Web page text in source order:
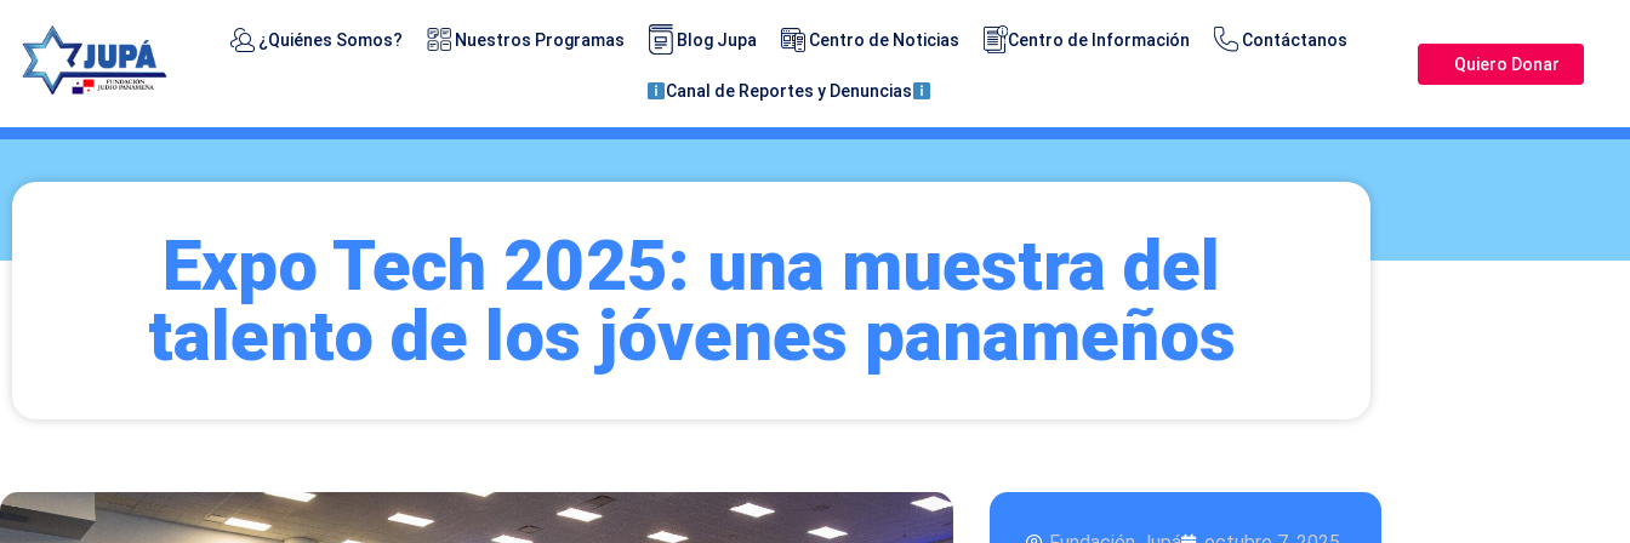
¿Quiénes Somos? Nuestros Programas Blog Jupa Centro de Noticias Centro de Información Contáctanos
Canal de Reportes y Denuncias
Quiero Donar
Expo Tech 2025: una muestra del
talento de los jóvenes panameños